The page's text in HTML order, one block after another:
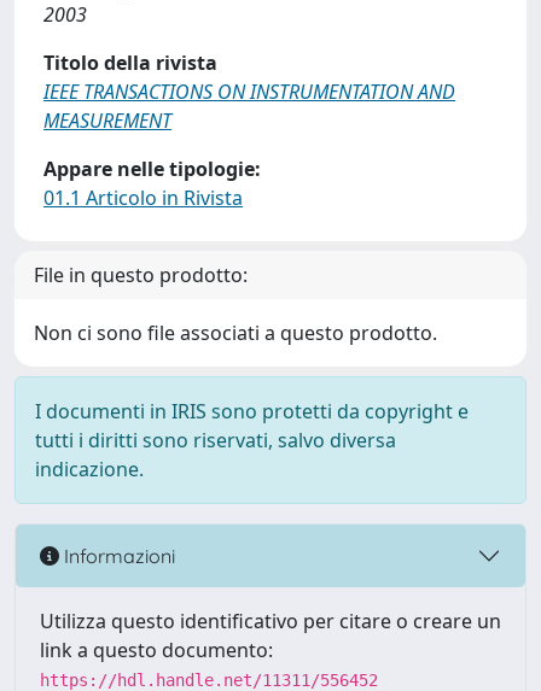
2003
Titolo della rivista
IEEE TRANSACTIONS ON INSTRUMENTATION AND
MEASUREMENT
Appare nelle tipologie:
01.1 Articolo in Rivista
File in questo prodotto:
Non ci sono file associati a questo prodotto.
I documenti in IRIS sono protetti da copyright e
tutti i diritti sono riservati, salvo diversa
indicazione.
Informazioni
Utilizza questo identificativo per citare o creare un
link a questo documento:
https://hdl.handle.net/11311/556452